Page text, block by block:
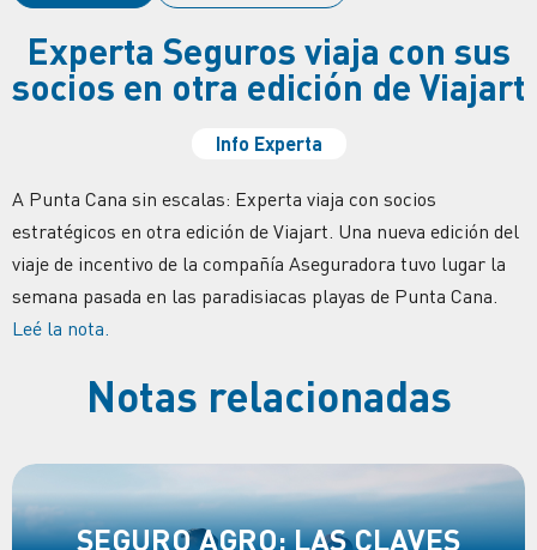
Experta Seguros viaja con sus
socios en otra edición de Viajart
Info Experta
A Punta Cana sin escalas: Experta viaja con socios
estratégicos en otra edición de Viajart. Una nueva edición del
viaje de incentivo de la compañía Aseguradora tuvo lugar la
semana pasada en las paradisiacas playas de Punta Cana.
Leé la nota.
Notas relacionadas
SEGURO AGRO: LAS CLAVES